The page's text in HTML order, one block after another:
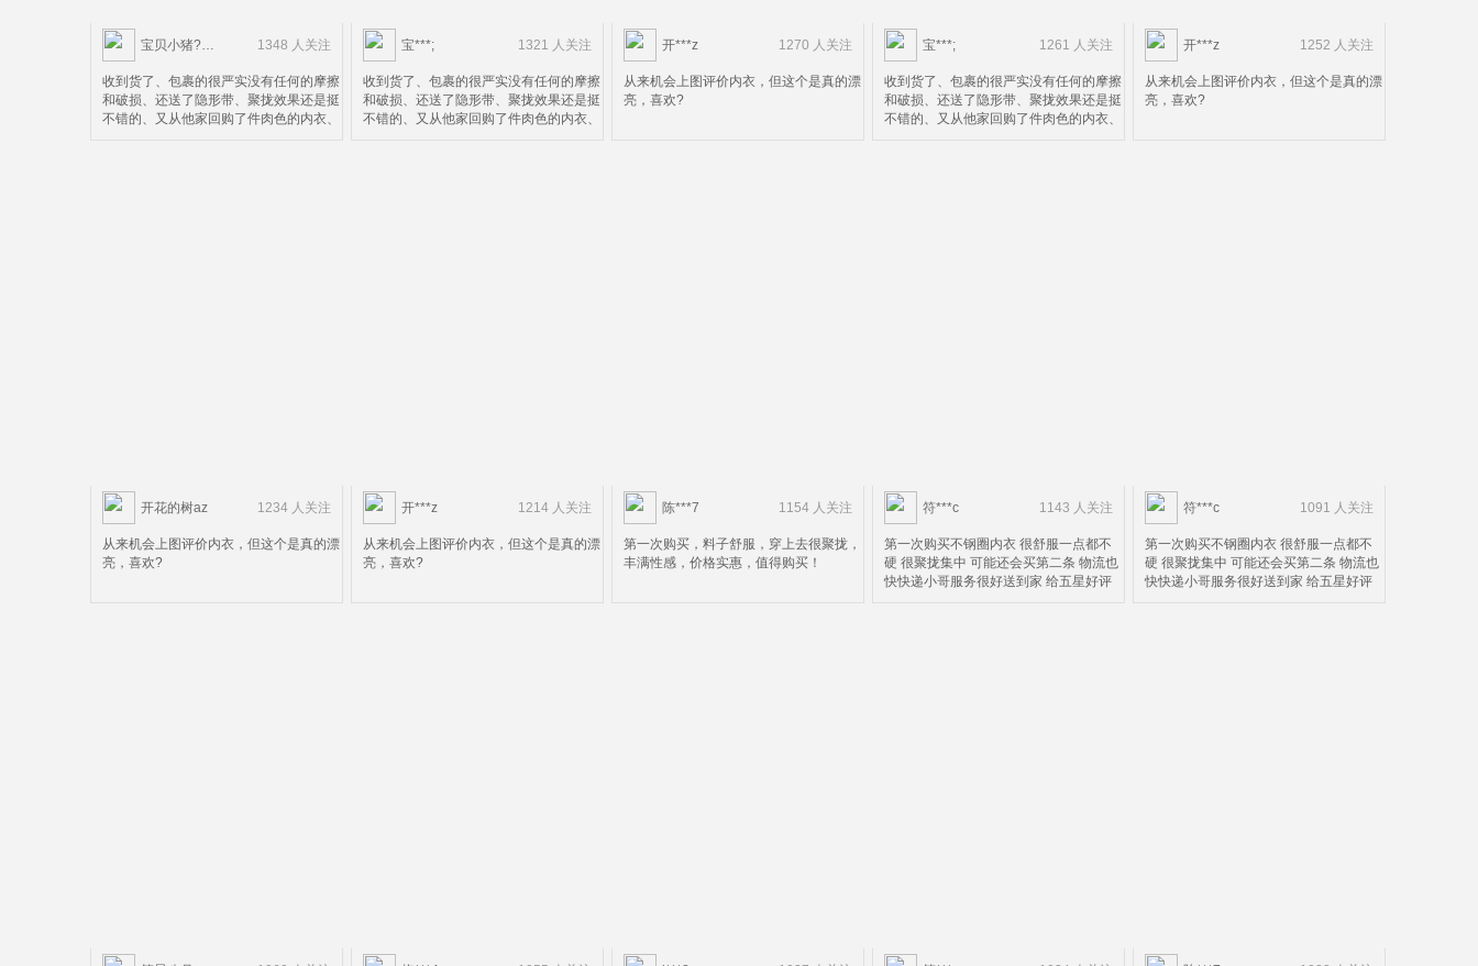
1348 人关注
收到货了、包裹的很严实没有任何的摩擦
和破损、还送了隐形带、聚拢效果还是挺
不错的、又从他家回购了件肉色的内衣、
宝***; 1321 人关注
收到货了、包裹的很严实没有任何的摩擦
和破损、还送了隐形带、聚拢效果还是挺
不错的、又从他家回购了件肉色的内衣、
开***z 1270 人关注
从来机会上图评价内衣，但这个是真的漂
亮，喜欢?
宝***; 1261 人关注
收到货了、包裹的很严实没有任何的摩擦
和破损、还送了隐形带、聚拢效果还是挺
不错的、又从他家回购了件肉色的内衣、
开***z 1252 人关注
从来机会上图评价内衣，但这个是真的漂
亮，喜欢?
开花的树az 1234 人关注
从来机会上图评价内衣，但这个是真的漂
亮，喜欢?
开***z 1214 人关注
从来机会上图评价内衣，但这个是真的漂
亮，喜欢?
陈***7 1154 人关注
第一次购买，料子舒服，穿上去很聚拢，
丰满性感，价格实惠，值得购买！
符***c 1143 人关注
第一次购买不钢圈内衣 很舒服一点都不
硬 很聚拢集中 可能还会买第二条 物流也
快快递小哥服务很好送到家 给五星好评
符***c 1091 人关注
第一次购买不钢圈内衣 很舒服一点都不
硬 很聚拢集中 可能还会买第二条 物流也
快快递小哥服务很好送到家 给五星好评